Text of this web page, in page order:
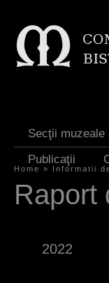
Secţii muzeale
Publicaţii
Y
Home » Informatii
Raport
2022